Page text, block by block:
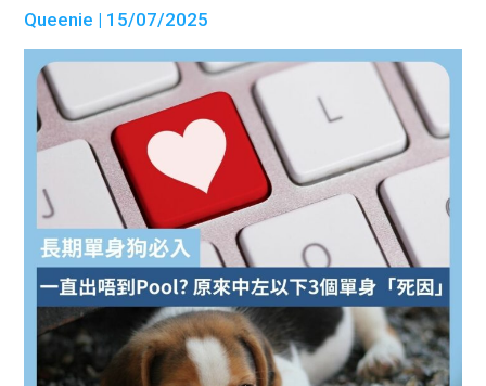
Queenie | 15/07/2025